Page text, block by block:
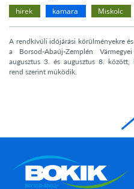
hírek kamara Miskolc
A rendkívüli időjárási körülményekre
a Borsod-Abaúj-Zemplén
augusztus 3. és augusztus 8. között,
rend szerint működik.
Borsod-
Abaúj-
Zemplén